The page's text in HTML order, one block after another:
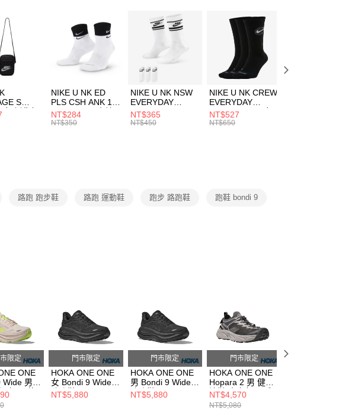
S
側背包
NIKE U NK ED
PLS CSH ANK 1P
144 DBL 男 中統
襪 DH4058104
NT$284
NT$350
NIKE U NK NSW
EVERYDAY
ESSENTIAL CR
男女 短統襪
NT$365
NT$450
NIKE U NK CREW
EVERYDAY
BBALL 3PR 男女
長統襪
NT$527
NT$650
路跑 跑步鞋 路跑 運動鞋 跑步 路跑鞋 跑鞋 bondi 9
限定
ONE
Wide 男
灰/霓黃
門市限定
HOKA ONE ONE
女 Bondi 9 Wide
路跑鞋 黑
HO1162014BBLC
NT$5,880
門市限定
HOKA ONE ONE
男 Bondi 9 Wide
路跑鞋 黑
HO1162013BBLC
NT$5,880
門市限定
HOKA ONE ONE
Hopara 2 男 健行
涼鞋 太空灰/星球
灰
HO1147650STLL
NT$4,570
NT$5,080